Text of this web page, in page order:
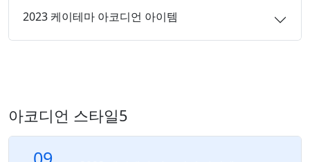
2023 케이테마 아코디언 아이템
아코디언 스타일5